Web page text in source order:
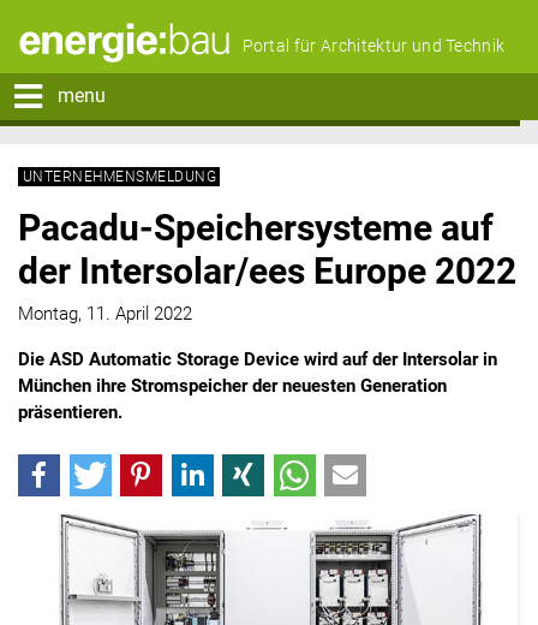
Portal für Architektur und Technik
menu
UNTERNEHMENSMELDUNG
Pacadu-Speichersysteme auf
der Intersolar/ees Europe 2022
Montag, 11. April 2022
Die ASD Automatic Storage Device wird auf der Intersolar in
München ihre Stromspeicher der neuesten Generation
präsentieren.